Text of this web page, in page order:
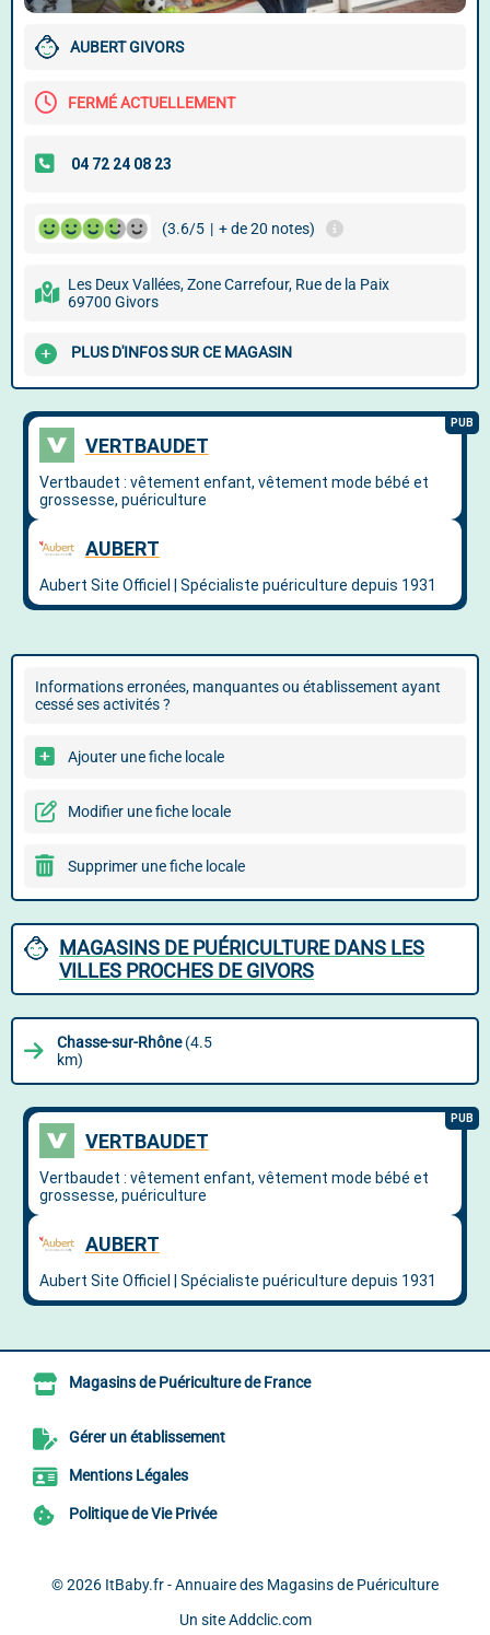
AUBERT GIVORS
FERMÉ ACTUELLEMENT
(3.6/5 | + de 20 notes)
Les Deux Vallées, Zone Carrefour, Rue de la Paix
69700 Givors
PLUS D'INFOS SUR CE MAGASIN
Informations erronées, manquantes ou établissement ayant
cessé ses activités ?
Ajouter une fiche locale
Modifier une fiche locale
Supprimer une fiche locale
MAGASINS DE PUÉRICULTURE DANS LES
VILLES PROCHES DE GIVORS
Chasse-sur-Rhône(4.5
km)
Magasins de Puériculture de France
Gérer un établissement
Mentions Légales
Politique de Vie Privée
© 2026 ItBaby.fr - Annuaire des Magasins de Puériculture
Un site Addclic.com